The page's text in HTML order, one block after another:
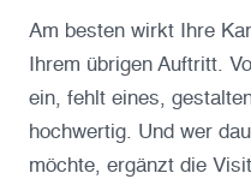
Am besten wirkt Ihre
Ihrem übrigen Auftritt.
ein, fehlt eines,
hochwertig. Und wer
möchte, ergänzt die